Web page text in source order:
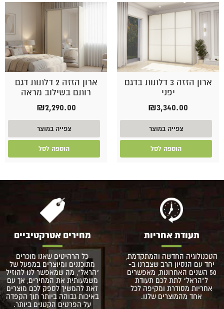
ארון הזזה 3 דלתות בדגם
יפני
₪3,340.00
צפייה במוצר
הוספה לסל
ארון הזזה 2 דלתות דגם
רותם בשילוב מראה
₪2,290.00
צפייה במוצר
הוספה לסל
תעודת אחריות
הטכנולוגיה החדשה והמתקדמת,
יחד עם הנסיון הרב שצברנו ב-
50 השנים האחרונות, מאפשרים
ל"הראל" לתת לכם תעודת
אחריות מסודרת ומקיפה לכל
אחד מהמוצרים שלנו.
מחירים אטרקטיביים
כל הרהיטים שאנו מוכרים
מתוכננים ומיוצרים במפעל של
"הראל", מה שמאפשר לנו להוזיל
משמעותית את המחירים, אך עם
זאת להמשיך לספק לכם מוצרים
באיכות גבוהה ביותר תוך הקפדה
על הפרטים הקטנים ביותר.